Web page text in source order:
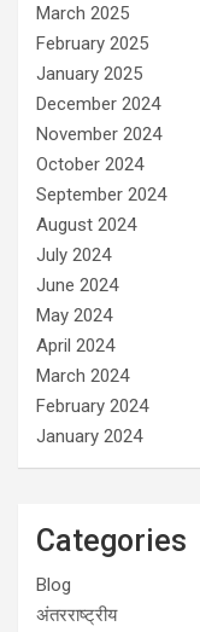
March 2025
February 2025
January 2025
December 2024
November 2024
October 2024
September 2024
August 2024
July 2024
June 2024
May 2024
April 2024
March 2024
February 2024
January 2024
Categories
Blog
अंतरराष्ट्रीय